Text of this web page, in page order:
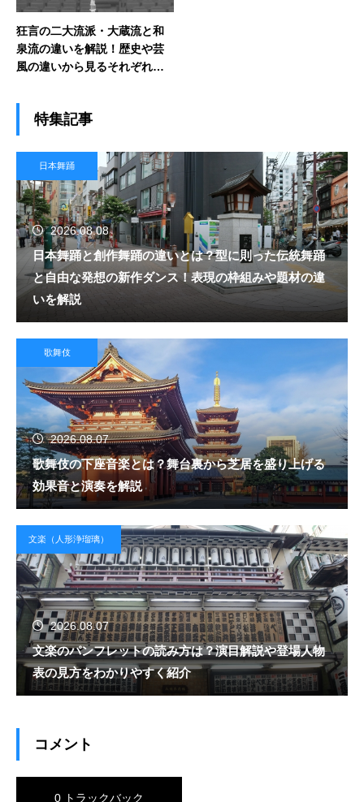
狂言の二大流派・大蔵流と和
泉流の違いを解説！歴史や芸
風の違いから見るそれぞれの
特集記事
日本舞踊
2026.08.08
日本舞踊と創作舞踊の違いとは？型に則った伝統舞踊
と自由な発想の新作ダンス！表現の枠組みや題材の違
いを解説
歌舞伎
2026.08.07
歌舞伎の下座音楽とは？舞台裏から芝居を盛り上げる
効果音と演奏を解説
文楽（人形浄瑠璃）
2026.08.07
文楽のパンフレットの読み方は？演目解説や登場人物
表の見方をわかりやすく紹介
コメント
0 トラックバック